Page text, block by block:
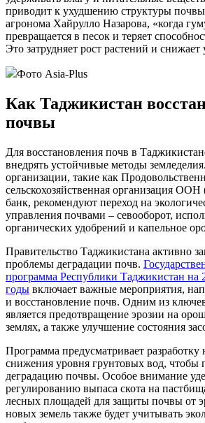
приводит к ухудшению структуры
агронома Хайрулло Назарова, «когда
превращается в песок и теряет
Это затрудняет рост растений и снижает
Фото Asia-Plus
Как Таджикистан
почвы
Для восстановления почв в
внедрять устойчивые методы
организации, такие как
сельскохозяйственная организация
банк, рекомендуют переход на
управления почвами – севооборот,
органических удобрений и капельное
Правительство Таджикистана активно
проблемы деградации почв.
программа Республики Таджикистан на
годы включает важные мероприятия,
и восстановление почв. Одним из
является предотвращение эрозии на
землях, а также улучшение состояния
Программа предусматривает разработку
снижения уровня грунтовых вод, чтобы
деградацию почвы. Особое внимание
регулированию выпаса скота на
лесных площадей для защиты почвы от
новых земель также будет учитывать